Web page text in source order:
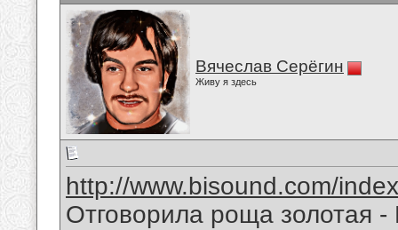
Вячеслав Серёгин
Живу я здесь
http://www.bisound.com/
Отговорила роща золотая